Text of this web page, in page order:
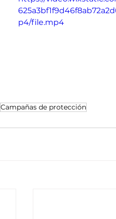
p4/file.mp4
Campañas de protección